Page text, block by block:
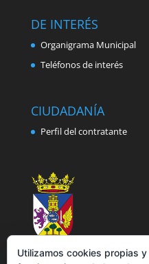
DE INTERÉS
Organigrama Municipal
Teléfonos de interés
CIUDADANÍA
Perfil del contratante
Utilizamos cookies propias